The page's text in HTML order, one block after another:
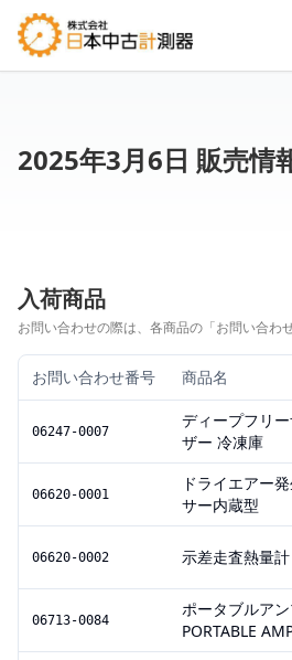
2025年3月6日 販売情
入荷商品
お問い合わせの際は、各商品の「お問い合わ
お問い合わせ番号 商品名
06247-0007
ディープフリ
ザー 冷凍庫
06620-0001
ドライエアー
サー内蔵型
06620-0002 示差走査熱量
06713-0084
ポータブルア
PORTABLE